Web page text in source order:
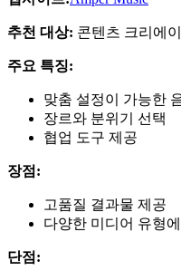
추천 대상: 콘텐츠 크리에
주요 특징:
맞춤 설정이 가능한
장르와 분위기 선택
협업 도구 제공
장점:
고품질 결과물 제공
다양한 미디어 유형
단점: